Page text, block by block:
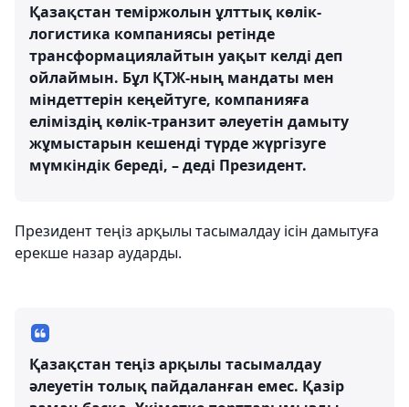
Қазақстан теміржолын ұлттық көлік-
логистика компаниясы ретінде
трансформациялайтын уақыт келді деп
ойлаймын. Бұл ҚТЖ-ның мандаты мен
міндеттерін кеңейтуге, компанияға
еліміздің көлік-транзит әлеуетін дамыту
жұмыстарын кешенді түрде жүргізуге
мүмкіндік береді, – деді Президент.
Президент теңіз арқылы тасымалдау ісін дамытуға
ерекше назар аударды.
Қазақстан теңіз арқылы тасымалдау
әлеуетін толық пайдаланған емес. Қазір